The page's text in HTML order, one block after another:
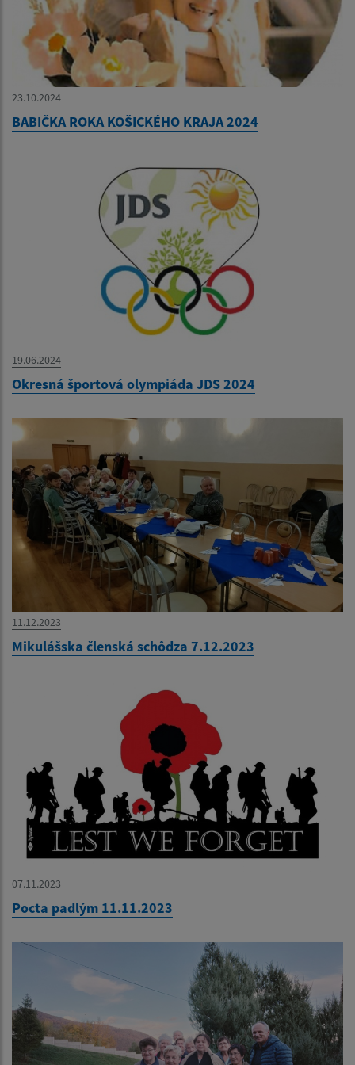
23.10.2024
BABIČKA ROKA KOŠICKÉHO KRAJA 2024
19.06.2024
Okresná športová olympiáda JDS 2024
11.12.2023
Mikulášska členská schôdza 7.12.2023
07.11.2023
Pocta padlým 11.11.2023